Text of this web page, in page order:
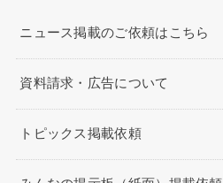
ニュース掲載のご依頼はこちら
資料請求・広告について
トピックス掲載依頼